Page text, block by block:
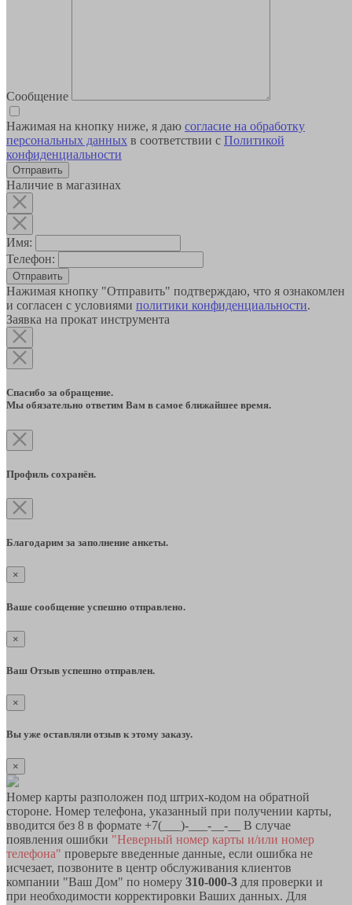
Сообщение
Нажимая на кнопку ниже, я даю согласие на обработку
персональных данных в соответствии с Политикой
конфиденциальности
Наличие в магазинах
Имя:
Телефон:
Отправить
Нажимая кнопку "Отправить" подтверждаю, что я ознакомлен
и согласен с условиями политики конфиденциальности.
Заявка на прокат инструмента
Спасибо за обращение.
Мы обязательно ответим Вам в самое ближайшее время.
Профиль сохранён.
Благодарим за заполнение анкеты.
×
Ваше сообщение успешно отправлено.
×
Ваш Отзыв успешно отправлен.
×
Вы уже оставляли отзыв к этому заказу.
×
Номер карты разположен под штрих-кодом на обратной
стороне. Номер телефона, указанный при получении карты,
вводится без 8 в формате +7(___)-___-__-__ В случае
появления ошибки "Неверный номер карты и/или номер
телефона" проверьте введенные данные, если ошибка не
исчезает, позвоните в центр обслуживания клиентов
компании "Ваш Дом" по номеру 310-000-3 для проверки и
при необходимости корректировки Ваших данных. Для